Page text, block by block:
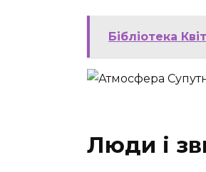
Бібліотека
Люди і